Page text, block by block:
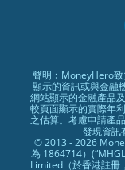
專欄文章
常見問題
條款及細則
編輯守則
廣告合作
廣告政策
聲明﹕MoneyHero致
顯示的資訊或與金融
網站顯示的金融產品
較頁面顯示的實際年
之估算。考慮申請產
發現資訊
© 2013 - 2026
為 1864714）
Limited（於香港註冊